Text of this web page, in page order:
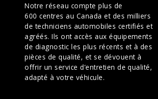
Notre réseau compte plus de
600 centres au Canada et des milliers
de techniciens automobiles certifiés et
agréés. Ils ont accès aux équipements
de diagnostic les plus récents et à des
pièces de qualité, et se dévouent à
offrir un service d’entretien de qualité,
adapté à votre véhicule.